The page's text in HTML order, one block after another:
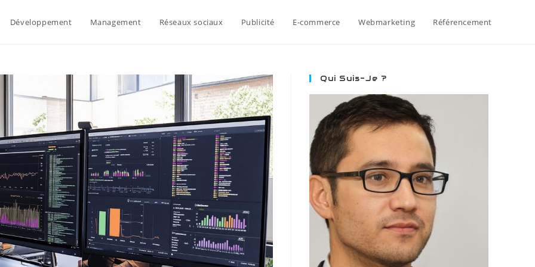
Développement Management Réseaux sociaux Publicité E-commerce Webmarketing Référencement
Qui Suis-Je ?